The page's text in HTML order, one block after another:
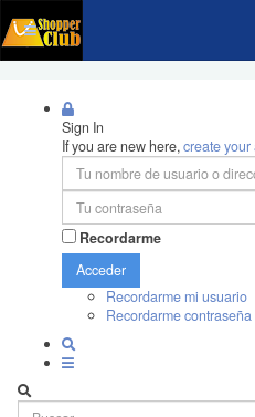
Sign In
If you are new here,create
Recordarme
Acceder
Recordarme mi usuario
Recordarme contraseña